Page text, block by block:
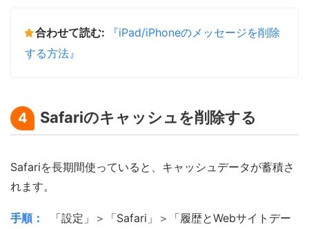
合わせて読む:
『iPad/iPhoneのメッセージを削除
する方法』
4 Safariのキャッシュを削除する
Safariを長期間使っていると、キャッシュデータが蓄積さ
れます。
手順：
「設定」＞「Safari」＞「履歴とWebサイトデー